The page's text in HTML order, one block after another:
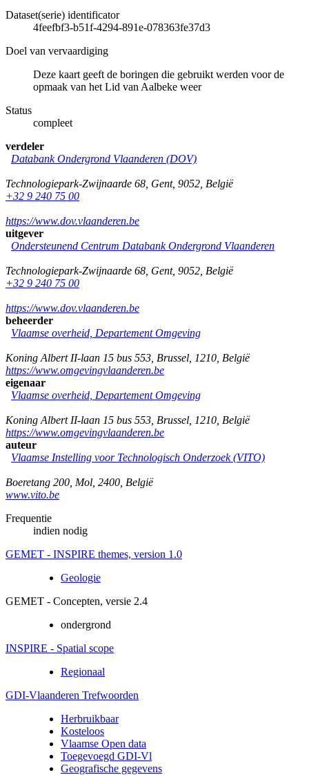
Dataset(serie) identificator
4feefbf3-b51f-4294-891e-078363fe37d3
Doel van vervaardiging
Deze kaart geeft de boringen die gebruikt werden voor de
opmaak van het Lid van Aalbeke weer
Status
compleet
verdeler
Databank Ondergrond Vlaanderen (DOV)
Technologiepark-Zwijnaarde 68 Gent, 9052 België
+32 9 240 75 00
https://www.dov.vlaanderen.be
uitgever
Ondersteunend Centrum Databank Ondergrond Vlaanderen
Technologiepark-Zwijnaarde 68 Gent, 9052 België
+32 9 240 75 00
https://www.dov.vlaanderen.be
beheerder
Vlaamse overheid, Departement Omgeving
Koning Albert II-laan 15 bus 553 Brussel 1210 België
https://www.omgevingvlaanderen.be
eigenaar
Vlaamse overheid, Departement Omgeving
Koning Albert II-laan 15 bus 553 Brussel 1210 België
https://www.omgevingvlaanderen.be
auteur
Vlaamse Instelling voor Technologisch Onderzoek (VITO)
Boeretang 200 Mol 2400 België
www.vito.be
Frequentie
indien nodig
GEMET - INSPIRE themes, version 1.0
Geologie
GEMET - Concepten, versie 2.4
ondergrond
INSPIRE - Spatial scope
Regionaal
GDI-Vlaanderen Trefwoorden
Herbruikbaar
Kosteloos
Vlaamse Open data
Toegevoegd GDI-Vl
Geografische gegevens